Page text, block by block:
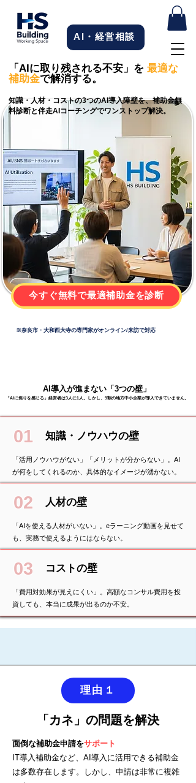
AI・経営相談
「AIに取り残される不安」を 最適な
補助金で解消する。
知識・人材・コストの3つのAI導入障壁を、補助金無
料診断と伴走AIコーチングでワンストップ解決。
今すぐ無料で最適補助金を診断
※奈良市・大和西大寺の専門家がオンライン/来訪で対応
AI導入が進まない「3つの壁」
「AIに焦りを感じる」経営者は3人に1人。しかし、9割の地方中小企業が導入できていません。
01 知識・ノウハウの壁
「活用ノウハウがない」「メリットが分からない」。AI
が何をしてくれるのか、具体的なイメージが湧かない。
02 人材の壁
「AIを使える人材がいない」。eラーニング動画を見せて
も、実務で使えるようにはならない。
03 コストの壁
「費用対効果が見えにくい」。高額なコンサル費用を投
資しても、本当に成果が出るのか不安。
理由１
「カネ」の問題を解決
面倒な補助金申請をサポート
IT導入補助金など、AI導入に活用できる補助金
は多数存在します。しかし、申請は非常に複雑